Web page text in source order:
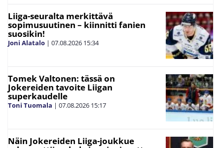
Liiga-seuralta merkittävä
sopimusuutinen – kiinnitti fanien
suosikin!
Joni Alatalo | 07.08.2026 15:34
Tomek Valtonen: tässä on
Jokereiden tavoite Liigan
superkaudelle
Toni Tuomala | 07.08.2026 15:17
Näin Jokereiden Liiga-joukkue